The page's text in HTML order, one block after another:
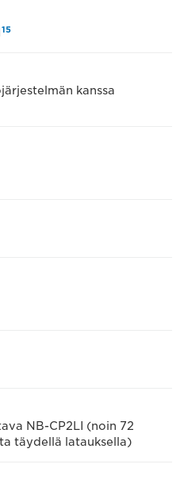
15
kanssa
NB-CP2LI (noin 72
täydellä latauksella)